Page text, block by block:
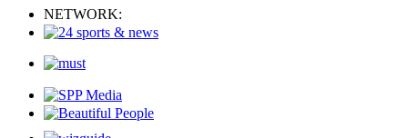
NETWORK: